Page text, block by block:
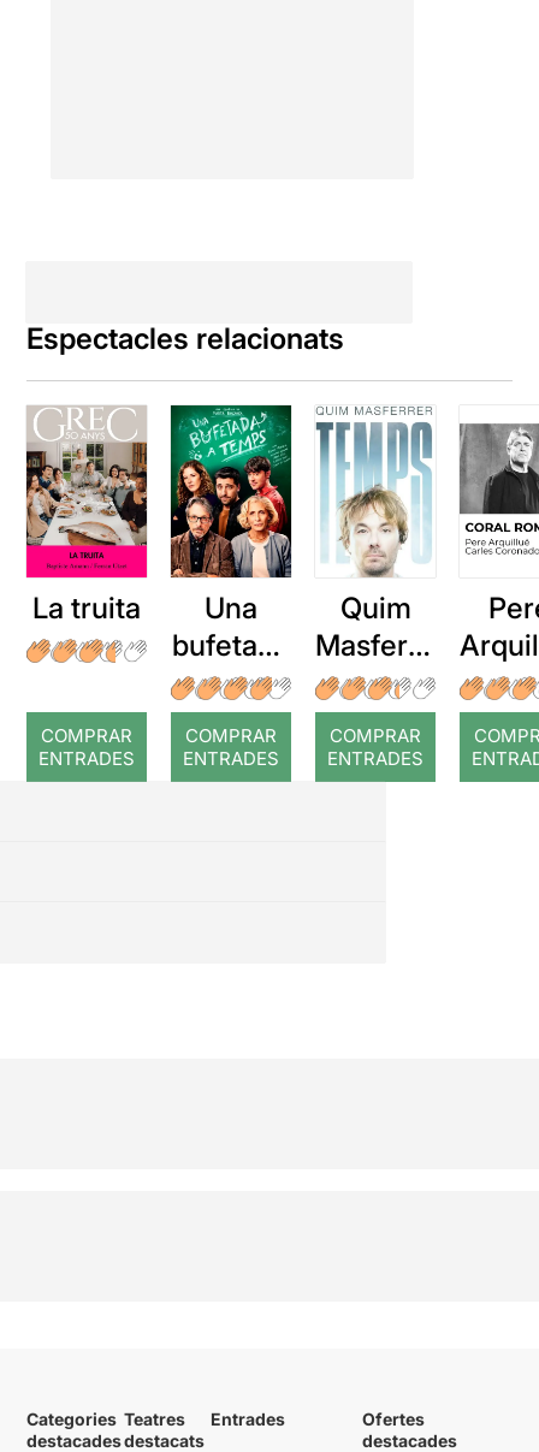
Espectacles relacionats
La truita
COMPRAR
ENTRADES
Una
bufetada
a temps
COMPRAR
ENTRADES
Quim
Masferre
r: Temps
COMPRAR
ENTRADES
:
Categories
destacades
Teatres
destacats
Entrades
Ofertes
destacades